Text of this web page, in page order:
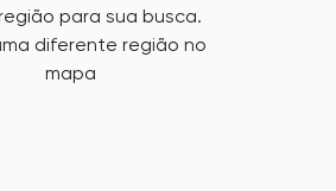
para sua busca.
diferente região no
mapa